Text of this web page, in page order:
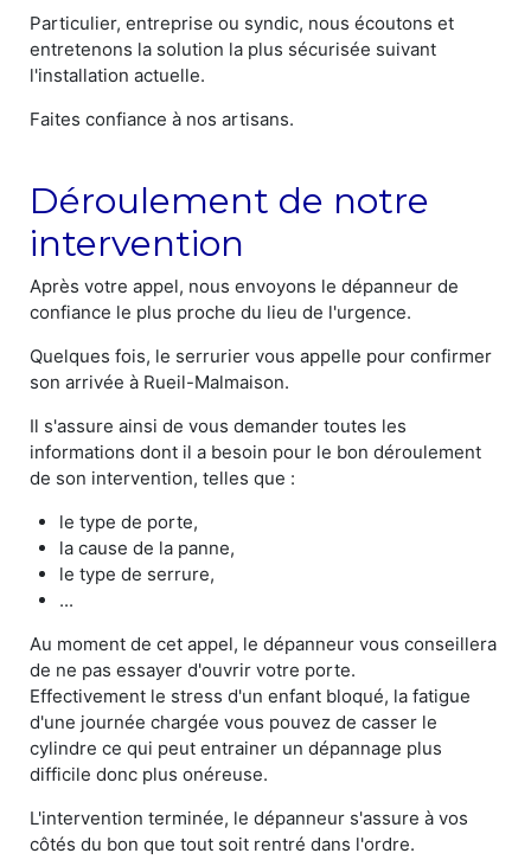
Particulier, entreprise ou syndic, nous écoutons et
entretenons la solution la plus sécurisée suivant
l'installation actuelle.
Faites confiance à nos artisans.
Déroulement de notre
intervention
Après votre appel, nous envoyons le dépanneur de
confiance le plus proche du lieu de l'urgence.
Quelques fois, le serrurier vous appelle pour confirmer
son arrivée à Rueil-Malmaison.
Il s'assure ainsi de vous demander toutes les
informations dont il a besoin pour le bon déroulement
de son intervention, telles que :
le type de porte,
la cause de la panne,
le type de serrure,
...
Au moment de cet appel, le dépanneur vous conseillera
de ne pas essayer d'ouvrir votre porte.
Effectivement le stress d'un enfant bloqué, la fatigue
d'une journée chargée vous pouvez de casser le
cylindre ce qui peut entrainer un dépannage plus
difficile donc plus onéreuse.
L'intervention terminée, le dépanneur s'assure à vos
côtés du bon que tout soit rentré dans l'ordre.